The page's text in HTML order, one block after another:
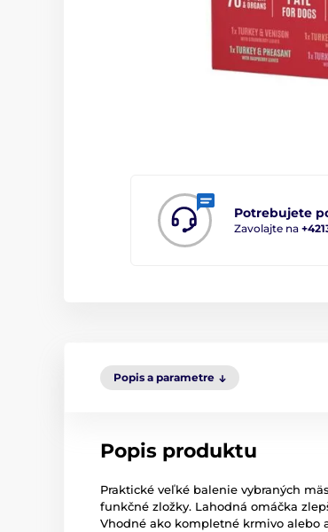
Potrebujete
Zavolajte na
Popis a parametre
Popis produktu
Praktické veľké balenie vybraných
funkčné zložky. Lahodná omáčka
Vhodné ako kompletné krmivo alebo